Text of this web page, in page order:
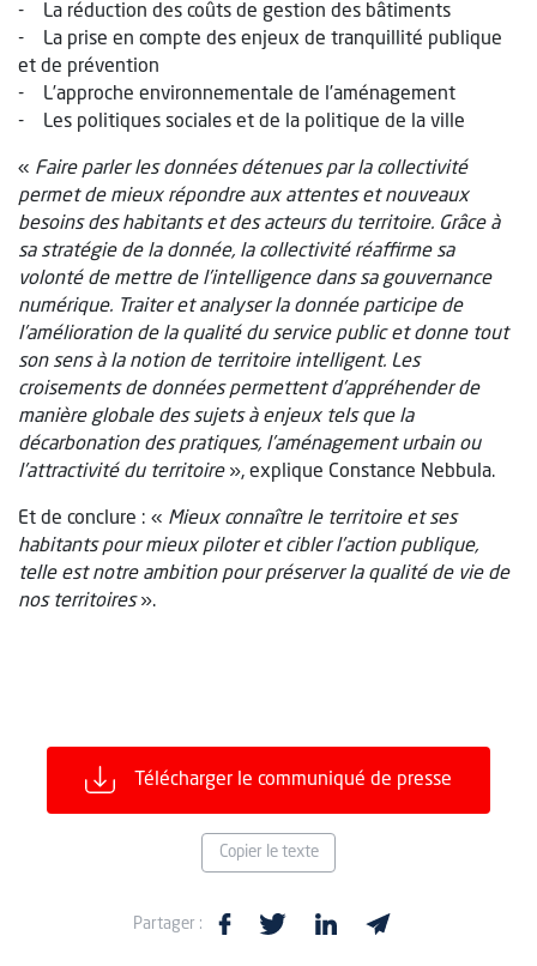
- La réduction des coûts de gestion des bâtiments
- La prise en compte des enjeux de tranquillité publique
et de prévention
- L’approche environnementale de l’aménagement
- Les politiques sociales et de la politique de la ville
« Faire parler les données détenues par la collectivité
permet de mieux répondre aux attentes et nouveaux
besoins des habitants et des acteurs du territoire. Grâce à
sa stratégie de la donnée, la collectivité réaffirme sa
volonté de mettre de l’intelligence dans sa gouvernance
numérique. Traiter et analyser la donnée participe de
l’amélioration de la qualité du service public et donne tout
son sens à la notion de territoire intelligent. Les
croisements de données permettent d’appréhender de
manière globale des sujets à enjeux tels que la
décarbonation des pratiques, l’aménagement urbain ou
l’attractivité du territoire », explique Constance Nebbula.
Et de conclure : « Mieux connaître le territoire et ses
habitants pour mieux piloter et cibler l’action publique,
telle est notre ambition pour préserver la qualité de vie de
nos territoires».
Télécharger le communiqué de presse
Copier le texte
Partager :